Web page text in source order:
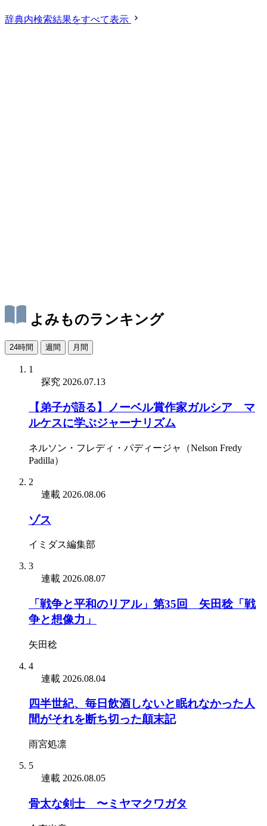
辞典内検索結果をすべて表示
よみものランキング
24時間 週間 月間
1
探究 2026.07.13
【弟子が語る】ノーベル賞作家ガルシア゠マ
ルケスに学ぶジャーナリズム
ネルソン・フレディ・パディージャ（Nelson Fredy
Padilla）
2
連載 2026.08.06
ゾス
イミダス編集部
3
連載 2026.08.07
「戦争と平和のリアル」第35回 矢田稔「戦
争と想像力」
矢田稔
4
連載 2026.08.04
四半世紀、毎日飲酒しないと眠れなかった人
間がそれを断ち切った顛末記
雨宮処凛
5
連載 2026.08.05
骨太な剣士 〜ミヤマクワガタ